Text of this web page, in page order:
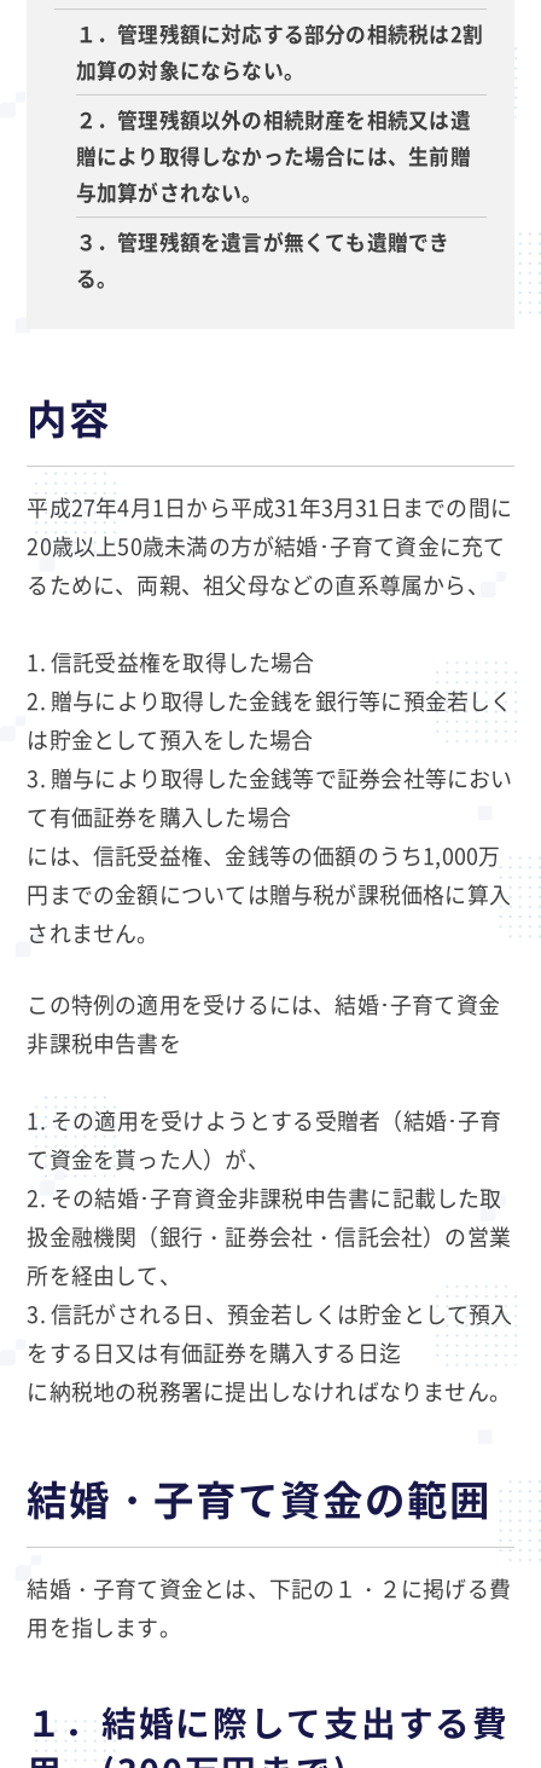
１．管理残額に対応する部分の相続税は2割
加算の対象にならない。
２．管理残額以外の相続財産を相続又は遺
贈により取得しなかった場合には、生前贈
与加算がされない。
３．管理残額を遺言が無くても遺贈でき
る。
内容
平成27年4月1日から平成31年3月31日までの間に
20歳以上50歳未満の方が結婚･子育て資金に充て
るために、両親、祖父母などの直系尊属から、
信託受益権を取得した場合
贈与により取得した金銭を銀行等に預金若しく
は貯金として預入をした場合
贈与により取得した金銭等で証券会社等におい
て有価証券を購入した場合
には、信託受益権、金銭等の価額のうち1,000万
円までの金額については贈与税が課税価格に算入
されません。
この特例の適用を受けるには、結婚･子育て資金
非課税申告書を
その適用を受けようとする受贈者（結婚･子育
て資金を貰った人）が、
その結婚･子育資金非課税申告書に記載した取
扱金融機関（銀行・証券会社・信託会社）の営業
所を経由して、
信託がされる日、預金若しくは貯金として預入
をする日又は有価証券を購入する日迄
に納税地の税務署に提出しなければなりません。
結婚・子育て資金の範囲
結婚・子育て資金とは、下記の１・２に掲げる費
用を指します。
１．結婚に際して支出する費